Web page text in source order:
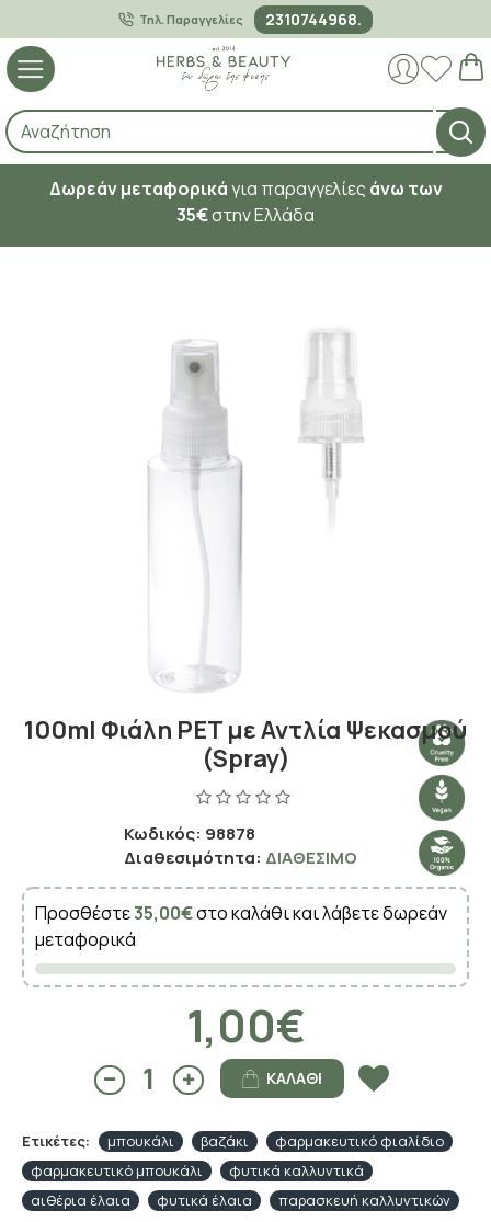
Τηλ. Παραγγελίες 2310744968.
Δωρεάν μεταφορικάγια παραγγελίες άνω των
35€στην Ελλάδα
100ml Φιάλη PET με Αντλία Ψεκασμού
(Spray)
Κωδικός: 98878
Διαθεσιμότητα: ΔΙΑΘΈΣΙΜΟ
Προσθέστε35,00€στο καλάθι και λάβετε δωρεάν
μεταφορικά
1,00€
ΚΑΛΆΘΙ
Ετικέτες: μπουκάλι βαζάκι
φαρμακευτικό φιαλίδιο
φαρμακευτικό μπουκάλι
φυτικά καλλυντικά
αιθέρια έλαια
φυτικά έλαια παρασκευή καλλυντικών